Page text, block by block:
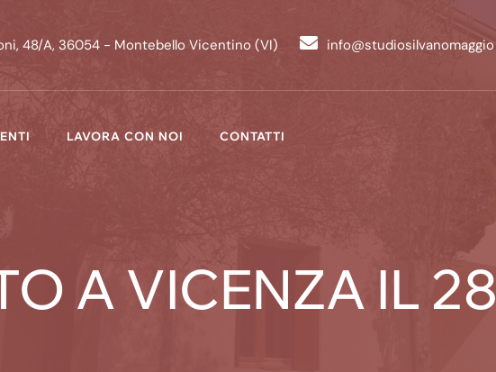
48/A, 36054 - Montebello Vicentino (VI) info@studiosilvanomaggio
LAVORA CON NOI CONTATTI
A VICENZA IL 28